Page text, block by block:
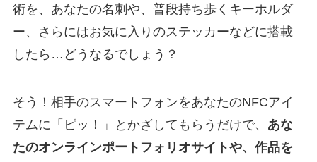
術を、あなたの名刺や、普段持ち歩くキーホルダ
ー、さらにはお気に入りのステッカーなどに搭載
したら…どうなるでしょう？
そう！相手のスマートフォンをあなたのNFCアイ
テムに「ピッ！」とかざしてもらうだけで、 あな
たのオンラインポートフォリオサイトや、作品を